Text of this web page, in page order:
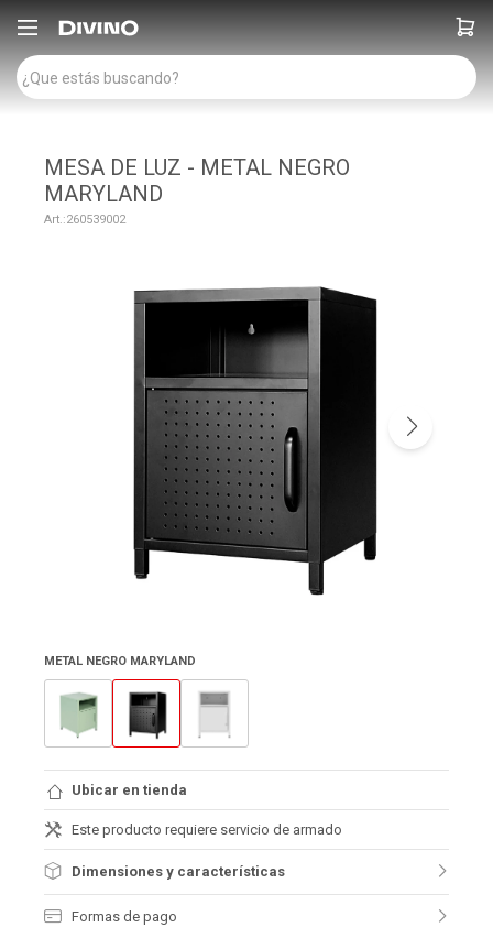

MESA DE LUZ - METAL NEGRO
MARYLAND
260539002
METAL NEGRO MARYLAND
Ubicar en tienda
Este producto requiere servicio de armado
Dimensiones y características
Formas de pago